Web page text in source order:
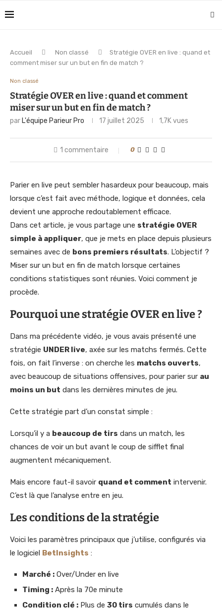
Accueil Non classé
Stratégie OVER en live : quand et
comment miser sur un but en fin de match ?
Non classé
Stratégie OVER en live : quand et comment
miser sur un but en fin de match ?
par L'équipe Parieur Pro 17 juillet 2025 1,7Kvues
1 commentaire 0
Parier en live peut sembler hasardeux pour beaucoup, mais
lorsque c’est fait avec méthode, logique et données, cela
devient une approche redoutablement efficace.
Dans cet article, je vous partage une stratégie OVER
simple à appliquer, que je mets en place depuis plusieurs
semaines avec de bons premiers résultats. L’objectif ?
Miser sur un but en fin de match lorsque certaines
conditions statistiques sont réunies. Voici comment je
procède.
Pourquoi une stratégie OVER en live ?
Dans ma précédente vidéo, je vous avais présenté une
stratégie UNDER live, axée sur les matchs fermés. Cette
fois, on fait l’inverse : on cherche les matchs ouverts,
avec beaucoup de situations offensives, pour parier sur au
moins un but dans les dernières minutes de jeu.
Cette stratégie part d’un constat simple :
Lorsqu’il y a beaucoup de tirs dans un match, les
chances de voir un but avant le coup de sifflet final
augmentent mécaniquement.
Mais encore faut-il savoir quand et comment intervenir.
C’est là que l’analyse entre en jeu.
Les conditions de la stratégie
Voici les paramètres principaux que j’utilise, configurés via
le logiciel BetInsights :
Marché : Over/Under en live
Timing : Après la 70e minute
Condition clé : Plus de 30 tirs cumulés dans le